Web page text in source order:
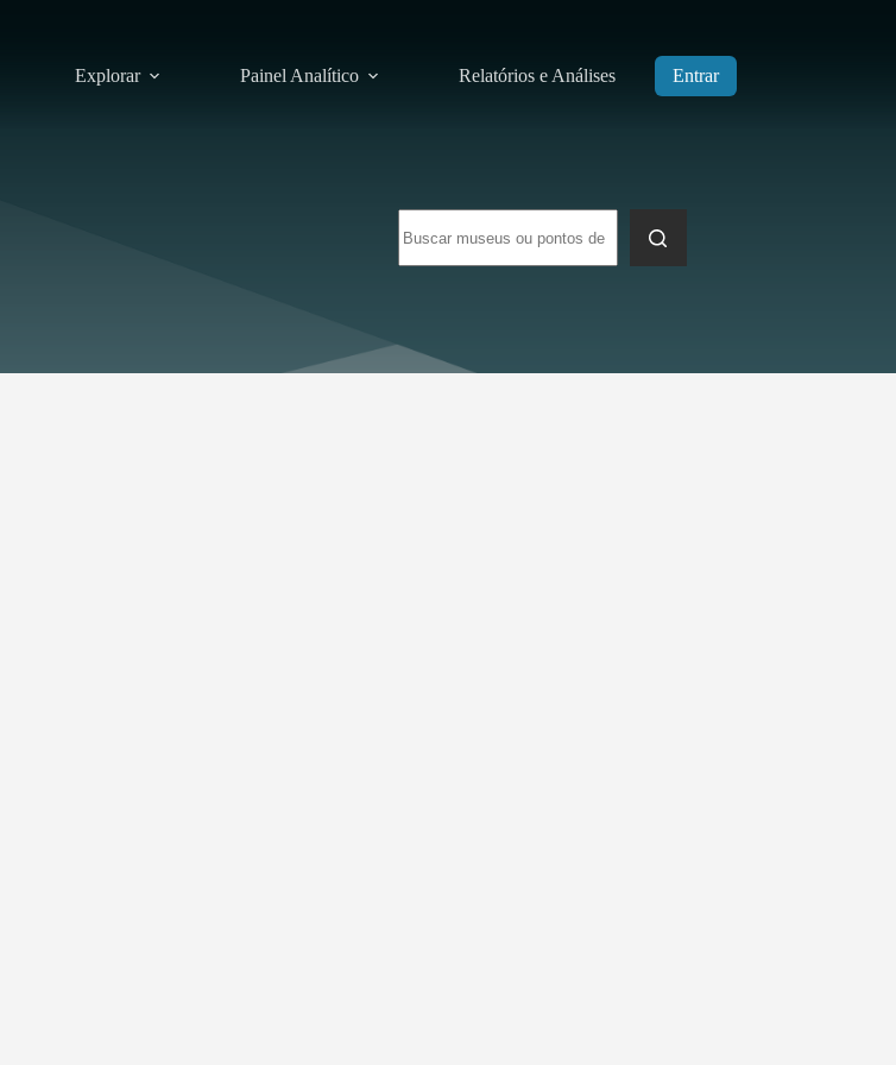
Explorar Painel Analítico Relatórios e Análises Entrar
resultados